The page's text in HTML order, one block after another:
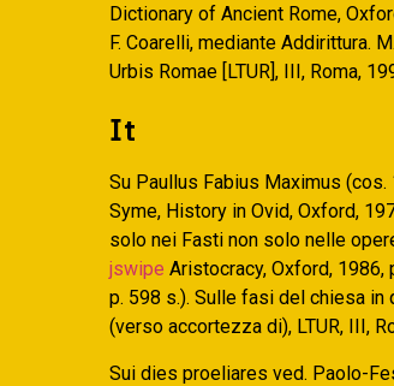
Dictionary of Ancient Rome,
F. Coarelli, mediante Addirittura.
Urbis Romae [LTUR], III, Roma,
It
Su Paullus Fabius Maximus (cos.
Syme, History in Ovid, Oxford,
solo nei Fasti non solo nelle
jswipe Aristocracy, Oxford, 1986,
p. 598 s.). Sulle fasi del chiesa in
(verso accortezza di), LTUR, III,
Sui dies proeliares ved. Paolo-